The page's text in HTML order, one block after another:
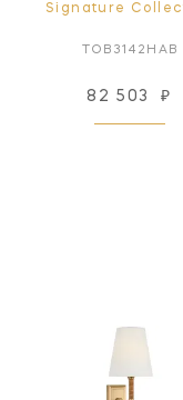
Signature
TOB3142HAB
82 503 ₽